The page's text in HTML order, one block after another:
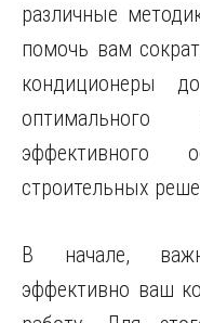
различные
помочь вам
кондиционеры
оптимального
эффективного
строительных
В начале,
эффективно ваш